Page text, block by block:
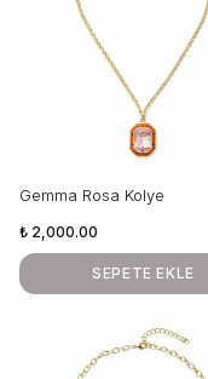
Gemma Rosa Kolye
₺ 2,000.00
SEPETE EKLE